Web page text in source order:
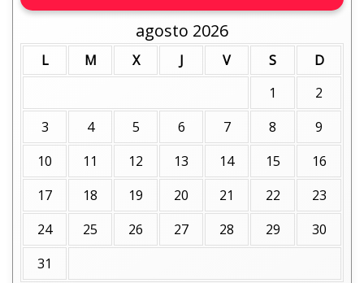
agosto 2026
L M X J V S
D
1
2
3
4 5 6 7 8
9
10
11 12 13 14 15
16
17
18 19 20 21 22
23
24
25 26 27 28 29
30
31